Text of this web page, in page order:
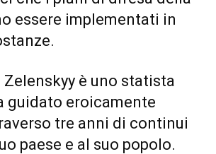
essere implementati in
è uno statista
guidato eroicamente
tre anni di continui
paese e al suo popolo.